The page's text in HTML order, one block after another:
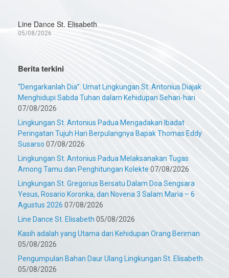
Line Dance St. Elisabeth
05/08/2026
Berita terkini
“Dengarkanlah Dia”: Umat Lingkungan St. Antonius Diajak
Menghidupi Sabda Tuhan dalam Kehidupan Sehari-hari
07/08/2026
Lingkungan St. Antonius Padua Mengadakan Ibadat
Peringatan Tujuh Hari Berpulangnya Bapak Thomas Eddy
Susarso 07/08/2026
Lingkungan St. Antonius Padua Melaksanakan Tugas
Among Tamu dan Penghitungan Kolekte 07/08/2026
Lingkungan St. Gregorius Bersatu Dalam Doa Sengsara
Yesus, Rosario Koronka, dan Novena 3 Salam Maria – 6
Agustus 2026 07/08/2026
Line Dance St. Elisabeth 05/08/2026
Kasih adalah yang Utama dari Kehidupan Orang Beriman
05/08/2026
Pengumpulan Bahan Daur Ulang Lingkungan St. Elisabeth
05/08/2026